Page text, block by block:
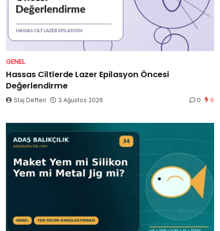
GENEL
Hassas Ciltlerde Lazer Epilasyon Öncesi
Değerlendirme
Staj Defteri 3 Ağustos 2026 0 6